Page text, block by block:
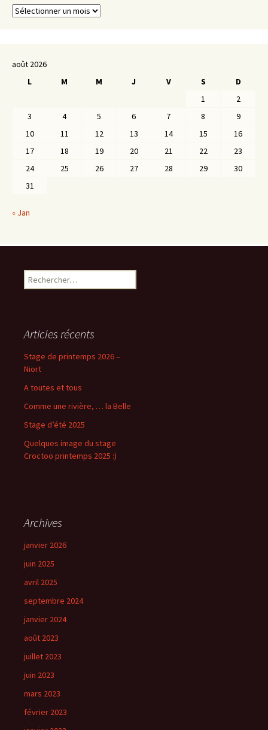
Archives
août 2026
L
M M J V S
D
1
2
3
4 5 6 7 8
9
10
11 12 13 14 15
16
17
18 19 20 21 22
23
24
25 26 27 28 29
30
31
« Jan
Rechercher :
Articles récents
Stage de printemps 2026 –
Niort
A toutes et tous
Comme une rivière, … la Belle
Stage d’été 2025
Quelques image du stage
Croctoo printemps 2025 :)
Archives
janvier 2026
juin 2025
avril 2025
septembre 2024
janvier 2024
août 2023
juillet 2023
juin 2023
mars 2023
février 2023